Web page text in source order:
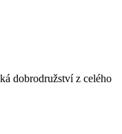
dobrodružství z celého